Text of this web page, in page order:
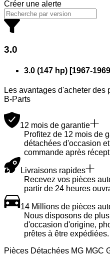
Créer une alerte
3.0
3.0 (147 hp) [1967-1969
Les avantages d'acheter des
B-Parts
12 mois de garantie
Profitez de 12 mois de
détachées d'occasion
commande après
Livraisons rapides
Recevez vos pièces
partir de 24 heures
14 Millions de pièces
Nous disposons de
d'occasion d'origine,
prêtes à être expédiées.
Pièces Détachées MG MGC